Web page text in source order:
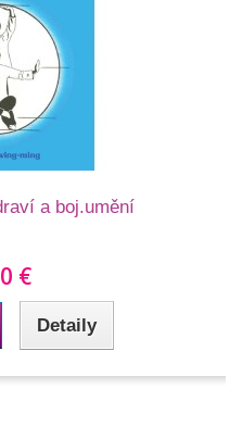
a boj.umění
€
Detaily